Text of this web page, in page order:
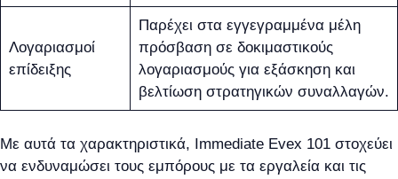
Λογαριασμοί
επίδειξης
Παρέχει στα εγγεγραμμένα μέλη
πρόσβαση σε δοκιμαστικούς
λογαριασμούς για εξάσκηση και
βελτίωση στρατηγικών συναλλαγών.
Με αυτά τα χαρακτηριστικά, Immediate Evex 101 στοχεύει
να ενδυναμώσει τους εμπόρους με τα εργαλεία και τις